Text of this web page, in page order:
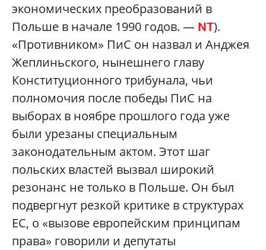
экономических преобразований в
Польше в начале 1990 годов. — NT).
«Противником» ПиС он назвал и Анджея
Жеплиньского, нынешнего главу
Конституционного трибунала, чьи
полномочия после победы ПиС на
выборах в ноябре прошлого года уже
были урезаны специальным
законодательным актом. Этот шаг
польских властей вызвал широкий
резонанс не только в Польше. Он был
подвергнут резкой критике в структурах
ЕС, о «вызове европейским принципам
права» говорили и депутаты